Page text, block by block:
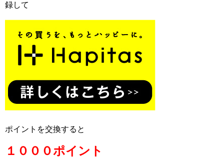
録して
ポイントを交換すると
１０００ポイント